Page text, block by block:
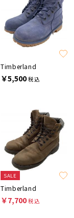
Timberland
￥5,500税込
SALE
Timberland
￥7,700税込